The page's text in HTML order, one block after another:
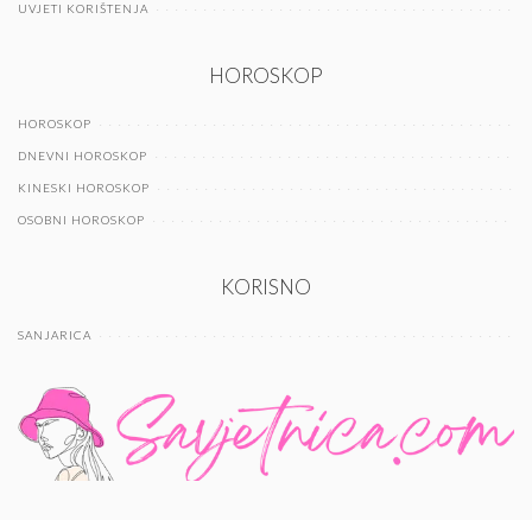
UVJETI KORIŠTENJA
HOROSKOP
HOROSKOP
DNEVNI HOROSKOP
KINESKI HOROSKOP
OSOBNI HOROSKOP
KORISNO
SANJARICA